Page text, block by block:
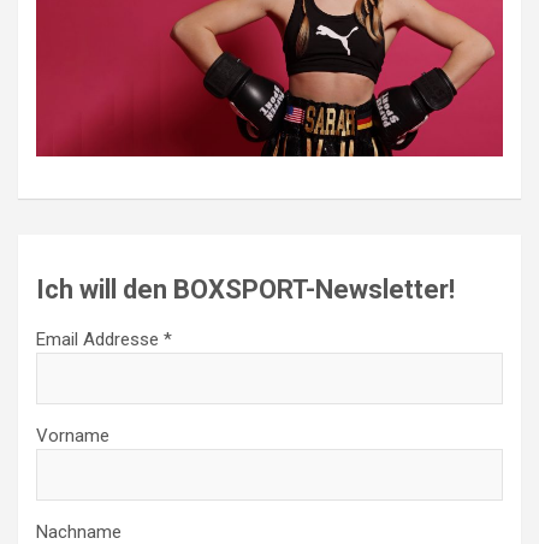
Ich will den BOXSPORT-Newsletter!
Email Addresse *
Vorname
Nachname